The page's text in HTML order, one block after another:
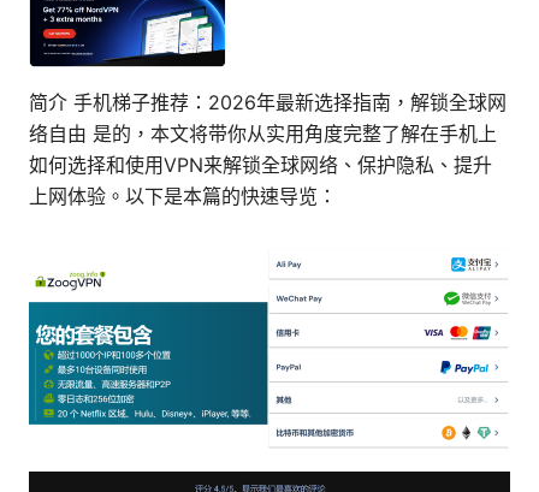
简介 手机梯子推荐：2026年最新选择指南，解锁全球网
络自由 是的，本文将带你从实用角度完整了解在手机上
如何选择和使用VPN来解锁全球网络、保护隐私、提升
上网体验。以下是本篇的快速导览：